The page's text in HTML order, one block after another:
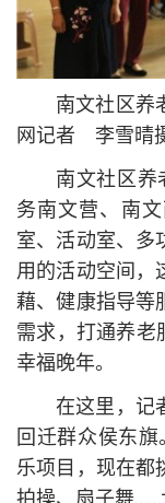
南文社区
网记者 李雪晴
南文社区养
务南文营、南
室、活动室、多
用的活动空间，
藉、健康指导等
需求，打通养老
幸福晚年。
在这里，记
回迁群众侯东
乐项目，现在都